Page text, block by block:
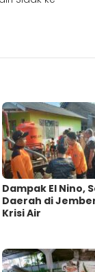
Dampak El Nino,
Daerah di
Krisi Air